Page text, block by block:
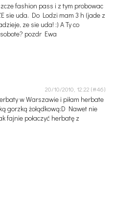
fashion pass i z tym probowac
sie uda. Do Lodzi mam 3 h (jade z
ze sie uda! :) A Ty co
pozdr Ewa
20/10/2010, 12:22
w Warszawie i piłam herbate
gorzką żołądkową:D Nawet nie
fajnie połaczyć herbatę z